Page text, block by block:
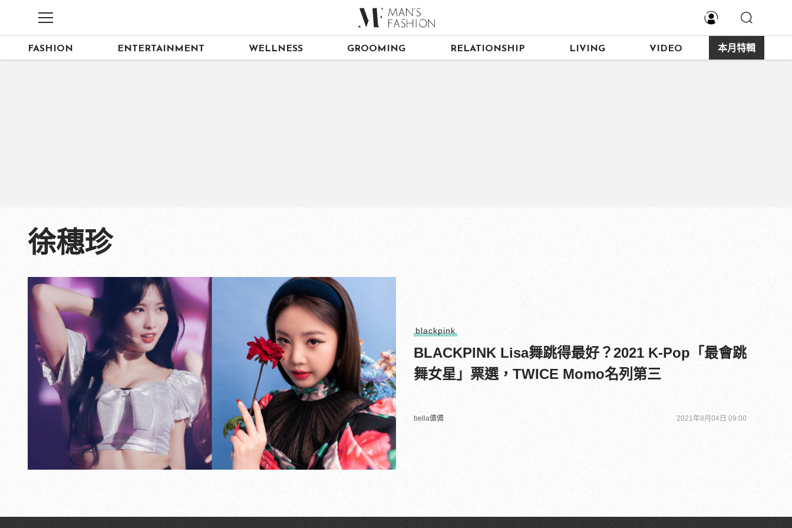
FASHION ENTERTAINMENT WELLNESS GROOMING RELATIONSHIP LIVING VIDEO 本月特輯
徐穗珍
blackpink
BLACKPINK Lisa舞跳得最好？2021 K-Pop「最會跳
舞女星」票選，TWICE Momo名列第三
bella儂儂 2021年8月04日 09:00